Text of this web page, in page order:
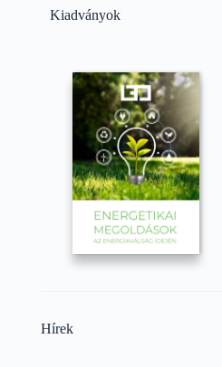
Kiadványok
Hírek